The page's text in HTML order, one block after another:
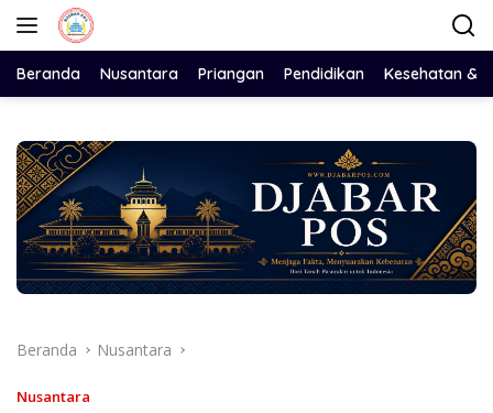
Langsung
Beranda Nusantara Priangan Pendidikan Kesehatan &
Beranda Nusantara
Nusantara